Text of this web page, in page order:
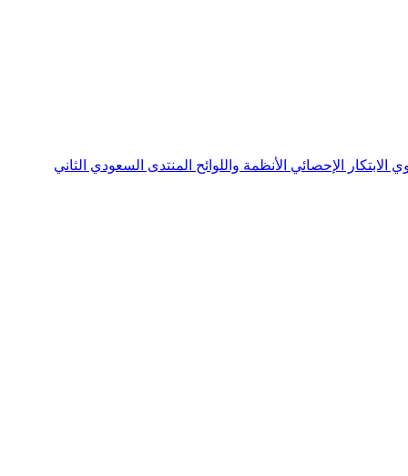
الابتكار الإحصائي الأنظمة واللوائح المنتدى السعودي الثاني